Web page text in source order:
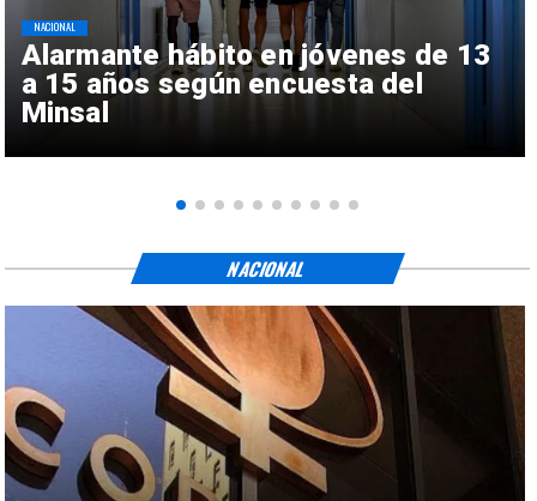
Alarmante hábito en jóvenes de 13
a 15 años según encuesta del
Minsal
NACIONAL
NACIONAL